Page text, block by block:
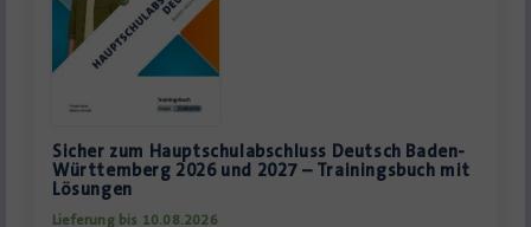
Sicher zum Hauptschulabschluss Deutsch Baden-
Württemberg 2026 und 2027 – Trainingsbuch mit
Lösungen
Lieferung bis 10.08.2026